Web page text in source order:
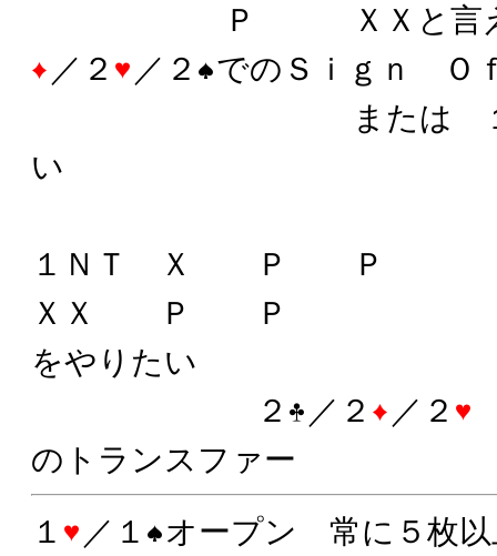
Ｐ ＸＸと言え ７
／２
／２
でのＳｉｇｎ Ｏ
または １ＮＴＸ
い
１ＮＴ Ｘ Ｐ Ｐ
ＸＸ Ｐ Ｐ
をやりたい
２
／２ ／２
のトランスファー
１
／１
オープン 常に５枚以